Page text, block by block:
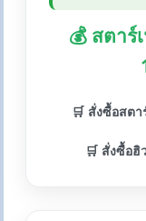
💰 สตาร์
🛒 สั่งซื้อสตา
🛒 สั่งซื้อฮิ